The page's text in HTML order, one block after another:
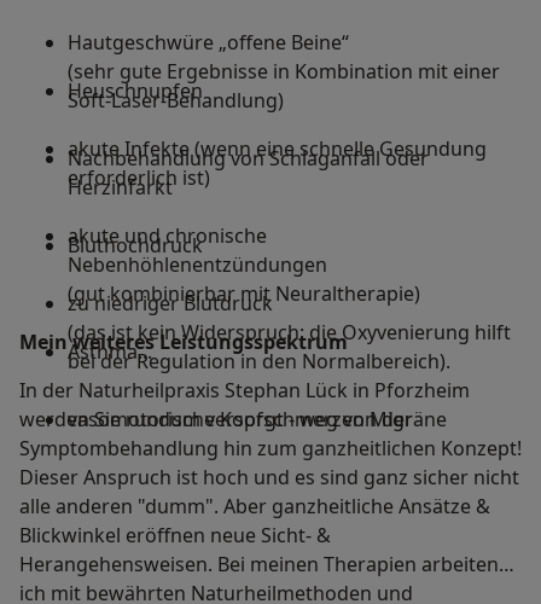
Hautgeschwüre „offene Beine“
(sehr gute Ergebnisse in Kombination mit einer
Soft-Laser-Behandlung)
Nachbehandlung von Schlaganfall oder
Herzinfarkt
Bluthochdruck
zu niedriger Blutdruck
(das ist kein Widerspruch: die Oxyvenierung hilft
bei der Regulation in den Normalbereich).
vasomotorische Kopfschmerzen Migräne
Heuschnupfen
akute Infekte (wenn eine schnelle Gesundung
erforderlich ist)
akute und chronische
Nebenhöhlenentzündungen
(gut kombinierbar mit Neuraltherapie)
Asthma...
Mein weiteres Leistungs­spektrum
In der Naturheilpraxis Stephan Lück in Pforzheim
werden Sie rundum versorgt - weg von der
Symptombehandlung hin zum ganzheitlichen Konzept!
Dieser Anspruch ist hoch und es sind ganz sicher nicht
alle anderen "dumm". Aber ganzheitliche Ansätze &
Blickwinkel eröffnen neue Sicht- &
Herangehensweisen. Bei meinen Therapien arbeiten
ich mit bewährten Naturheilmethoden und